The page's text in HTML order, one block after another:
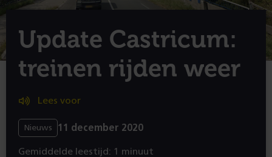
Update Castricum:
treinen rijden weer
Lees voor
Nieuws 11 december 2020
Gemiddelde leestijd: 1 minuut